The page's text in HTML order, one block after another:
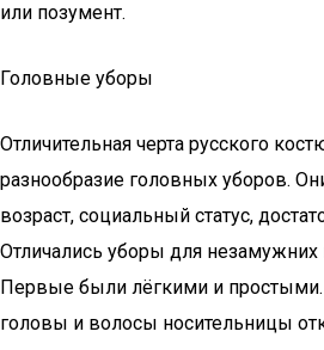
или позумент.
Головные уборы
Отличительная черта русского
разнообразие головных уборов.
возраст, социальный статус,
Отличались уборы для
Первые были лёгкими и простыми.
головы и волосы носительницы